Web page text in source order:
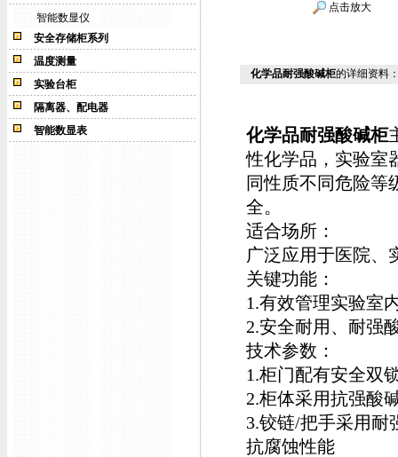
智能数显仪
安全存储柜系列
温度测量
实验台柜
隔离器、配电器
智能数显表
点击放大
化学品耐强酸碱柜的详细资料
化学品耐强酸碱柜
性化学品，实验室
同性质不同危险等
全。
适合场所：
广泛应用于医院、
关键功能：
1.有效管理实验室
2.安全耐用、耐强
技术参数：
1.柜门配有安全双
2.柜体采用抗强酸
3.铰链/把手采用耐
抗腐蚀性能